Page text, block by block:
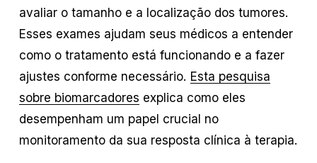
avaliar o tamanho e a localização dos tumores.
Esses exames ajudam seus médicos a entender
como o tratamento está funcionando e a fazer
ajustes conforme necessário. Esta pesquisa
sobre biomarcadores explica como eles
desempenham um papel crucial no
monitoramento da sua resposta clínica à terapia.